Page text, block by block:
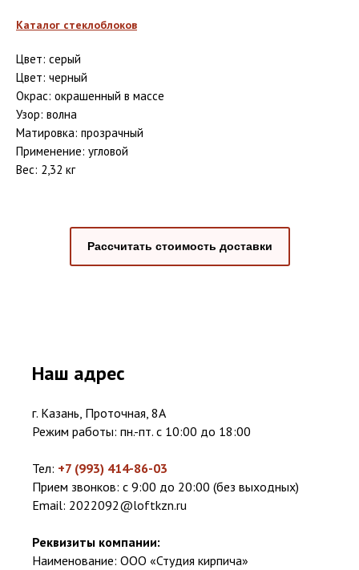
Каталог стеклоблоков
Цвет: серый
Цвет: черный
Окрас: окрашенный в массе
Узор: волна
Матировка: прозрачный
Применение: угловой
Вес: 2,32 кг
Рассчитать стоимость доставки
Наш адрес
г. Казань, Проточная, 8А
Режим работы: пн.-пт. с 10:00 до 18:00
Тел: +7 (993) 414-86-03
Прием звонков: с 9:00 до 20:00 (без выходных)
Email: 2022092@loftkzn.ru
Реквизиты компании:
Наименование: ООО «Студия кирпича»